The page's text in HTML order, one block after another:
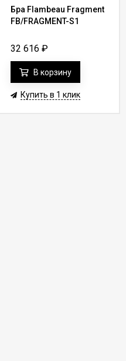
Бра Flambeau Fragment
FB/FRAGMENT-S1
32 616 ₽
В корзину
Купить в 1 клик